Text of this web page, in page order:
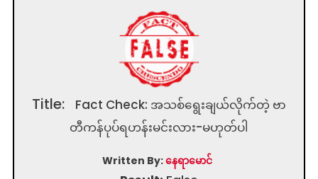
Title:
Fact Check: အသစ်ရွေးချယ်လိုက်တဲ့ ဗာ
တီကန်ပုပ်ရဟန်းမင်းလား-မဟုတ်ပါ
Written By:နေရာမောင်